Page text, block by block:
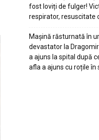
fost loviți de fulger!
respirator, resuscitate
Mașină răsturnată în
devastator la
a ajuns la spital după
afla a ajuns cu roțile în